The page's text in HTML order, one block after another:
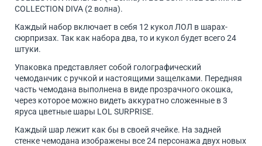
COLLECTION DIVA (2 волна).
Каждый набор включает в себя 12 кукол ЛОЛ в шарах-
сюрпризах. Так как набора два, то и кукол будет всего 24
штуки.
Упаковка представляет собой голографический
чемоданчик с ручкой и настоящими защелками. Передняя
часть чемодана выполнена в виде прозрачного окошка,
через которое можно видеть аккуратно сложенные в 3
яруса цветные шары LOL SURPRISE.
Каждый шар лежит как бы в своей ячейке. На задней
стенке чемодана изображены все 24 персонажа двух новых